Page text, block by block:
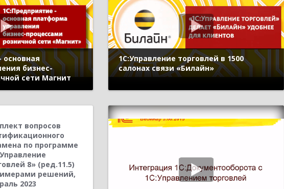
бизнес-
сети Магнит
1С:Управление торговлей в 1500
салонах связи «Билайн»
вопросов
по программе
8» (ред.11.5)
решений,
2023